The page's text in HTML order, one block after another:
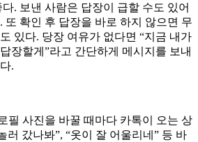
. 보낸 사람은 답장이 급할 수도 있어
또 확인 후 답장을 바로 하지 않으면 무
있다. 당장 여유가 없다면 “지금 내가
장할게”라고 간단하게 메시지를 보내
.
필 사진을 바꿀 때마다 카톡이 오는 상
러 갔나봐”, “옷이 잘 어울리네” 등 바